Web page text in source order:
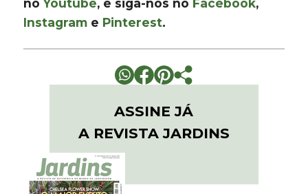
noYoutube, e siga-nos no Facebook,
Instagram e Pinterest.
ASSINE JÁ
A REVISTA JARDINS